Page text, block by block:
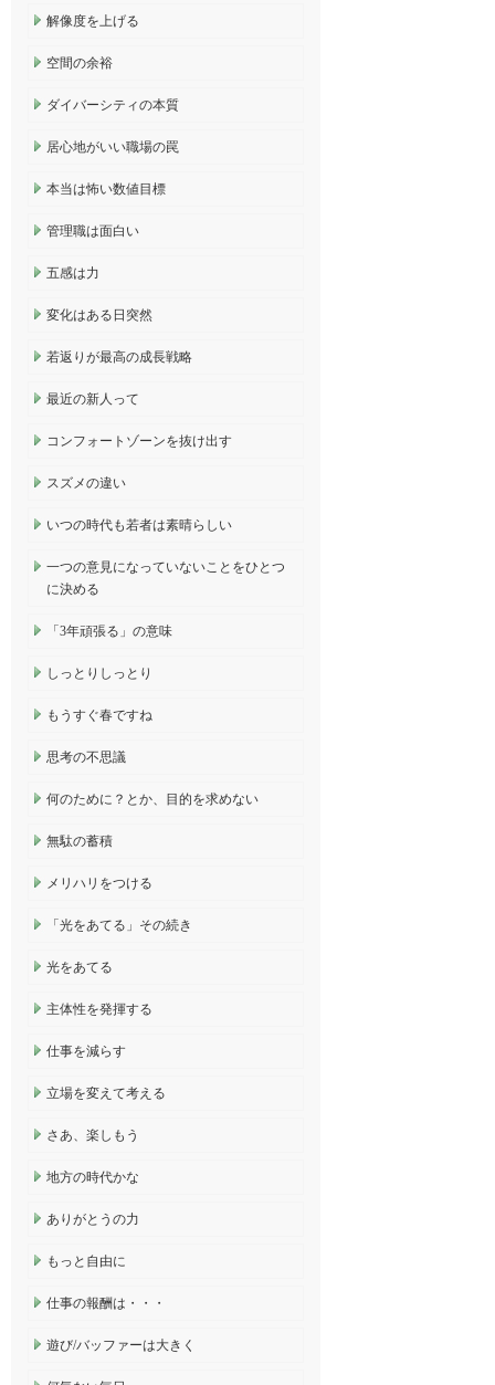
解像度を上げる
空間の余裕
ダイバーシティの本質
居心地がいい職場の罠
本当は怖い数値目標
管理職は面白い
五感は力
変化はある日突然
若返りが最高の成長戦略
最近の新人って
コンフォートゾーンを抜け出す
スズメの違い
いつの時代も若者は素晴らしい
一つの意見になっていないことをひとつ
に決める
「3年頑張る」の意味
しっとりしっとり
もうすぐ春ですね
思考の不思議
何のために？とか、目的を求めない
無駄の蓄積
メリハリをつける
「光をあてる」その続き
光をあてる
主体性を発揮する
仕事を減らす
立場を変えて考える
さあ、楽しもう
地方の時代かな
ありがとうの力
もっと自由に
仕事の報酬は・・・
遊び/バッファーは大きく